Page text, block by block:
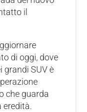
il
di oggi, dove
grandi SUV è
che guarda
eredità.